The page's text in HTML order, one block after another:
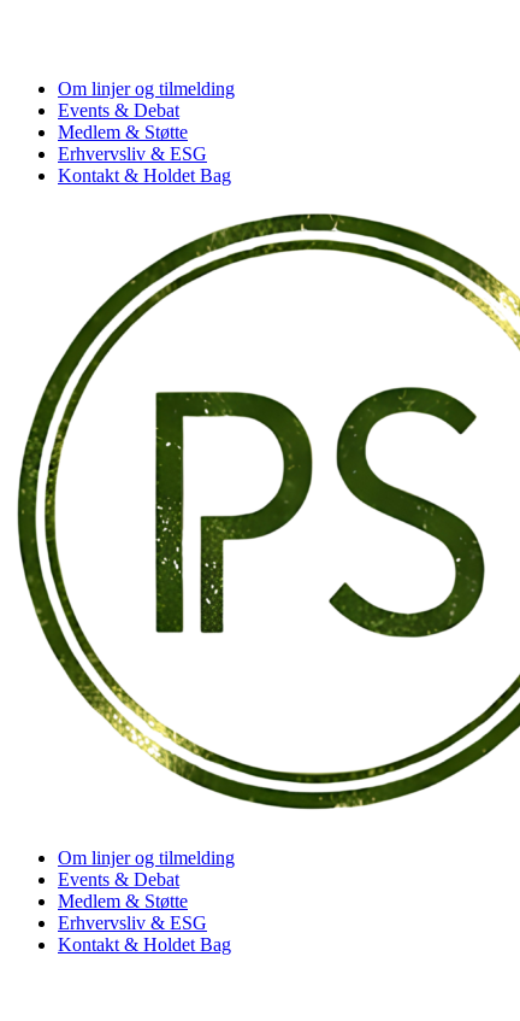
Om linjer og tilmelding
Events & Debat
Medlem & Støtte
Erhvervsliv & ESG
Kontakt & Holdet Bag
Om linjer og tilmelding
Events & Debat
Medlem & Støtte
Erhvervsliv & ESG
Kontakt & Holdet Bag